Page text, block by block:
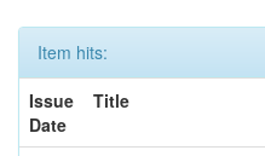
Item hits:
Issue
Date
Title